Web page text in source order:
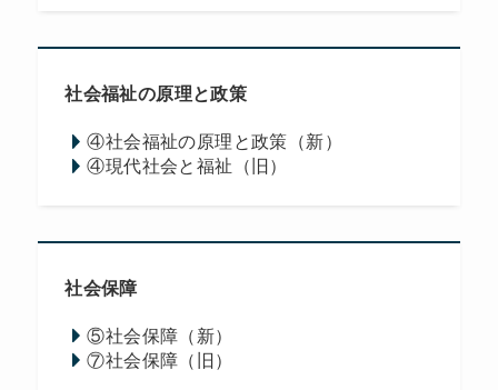
社会福祉の原理と政策
④社会福祉の原理と政策（新）
④現代社会と福祉（旧）
社会保障
⑤社会保障（新）
⑦社会保障（旧）